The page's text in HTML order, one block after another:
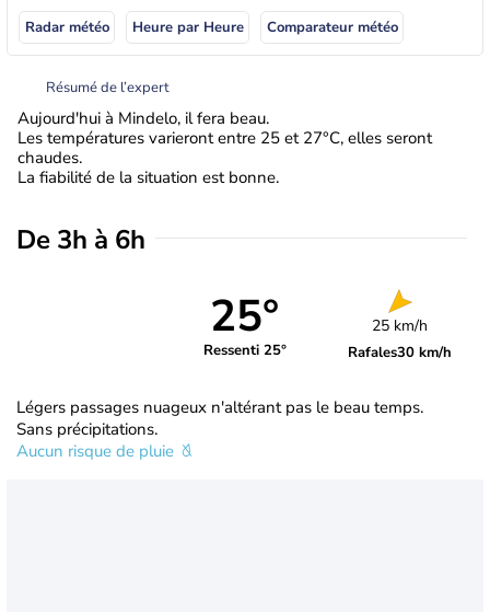
Radar météo Heure par Heure Comparateur météo
Résumé de l’expert
Aujourd'hui à Mindelo, il fera beau.
Les températures varieront entre 25 et 27°C, elles seront
chaudes.
La fiabilité de la situation est bonne.
De 3h à 6h
25°
Ressenti 25°
25 km/h
Rafales30 km/h
Légers passages nuageux n'altérant pas le beau temps.
Sans précipitations.
Aucun risque de pluie